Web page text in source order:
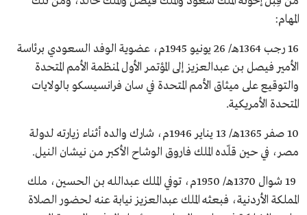
المهام:
16 رجب 1364هـ/ 26 يونيو 1945م، عضوية الوفد السعودي برئاسة
الأمير فيصل بن عبدالعزيز إلى المؤتمر الأول لمنظمة الأمم المتحدة
والتوقيع على ميثاق الأمم المتحدة في سان فرانسيسكو بالولايات
المتحدة الأمريكية.
10 صفر 1365هـ/ 13 يناير 1946م، شارك والده أثناء زيارته لدولة
مصر، في حين قلّده الملك فاروق الوشاح الأكبر من نيشان النيل.
19 شوال 1370هـ/ 1950م، توفي الملك عبدالله بن الحسين، ملك
المملكة الأردنية، فبعثه الملك عبدالعزيز نيابة عنه لحضور الصلاة